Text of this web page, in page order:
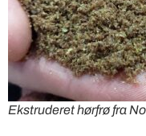
Ekstruderet hørfrø fra